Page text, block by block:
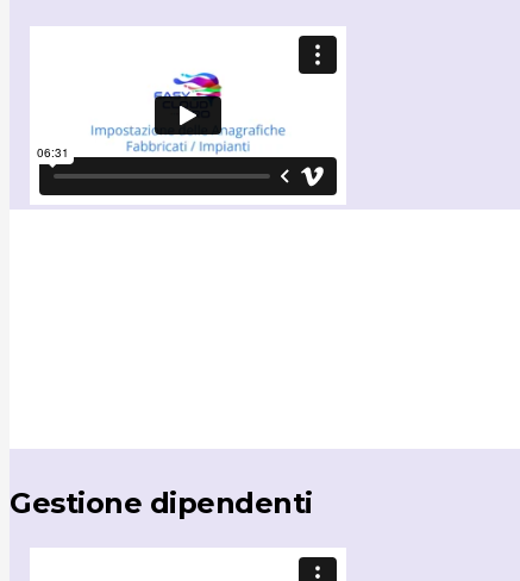
Gestione dipendenti